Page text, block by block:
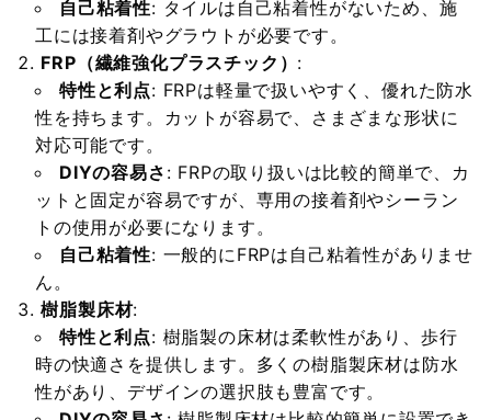
自己粘着性: タイルは自己粘着性がないため、施
工には接着剤やグラウトが必要です。
FRP（繊維強化プラスチック） :
特性と利点: FRPは軽量で扱いやすく、優れた防水
性を持ちます。カットが容易で、さまざまな形状に
対応可能です。
DIYの容易さ : FRPの取り扱いは比較的簡単で、カ
ットと固定が容易ですが、専用の接着剤やシーラン
トの使用が必要になります。
自己粘着性: 一般的にFRPは自己粘着性がありませ
ん。
樹脂製床材:
特性と利点: 樹脂製の床材は柔軟性があり、歩行
時の快適さを提供します。多くの樹脂製床材は防水
性があり、デザインの選択肢も豊富です。